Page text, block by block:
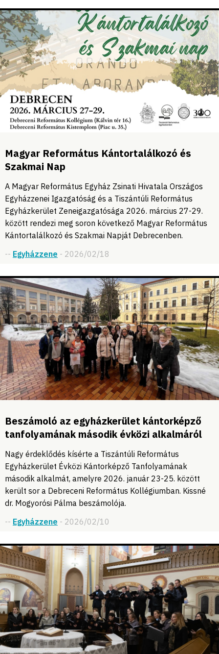
Magyar Református Kántortalálkozó és
Szakmai Nap
A Magyar Református Egyház Zsinati Hivatala Országos
Egyházzenei Igazgatóság és a Tiszántúli Református
Egyházkerület Zeneigazgatósága 2026. március 27-29.
között rendezi meg soron következő Magyar Református
Kántortalálkozó és Szakmai Napját Debrecenben.
-- Egyházzene - 2026/02/18
Beszámoló az egyházkerület kántorképző
tanfolyamának második évközi alkalmáról
Nagy érdeklődés kísérte a Tiszántúli Református
Egyházkerület Évközi Kántorképző Tanfolyamának
második alkalmát, amelyre 2026. január 23-25. között
került sor a Debreceni Református Kollégiumban. Kissné
dr. Mogyorósi Pálma beszámolója.
-- Egyházzene - 2026/02/10